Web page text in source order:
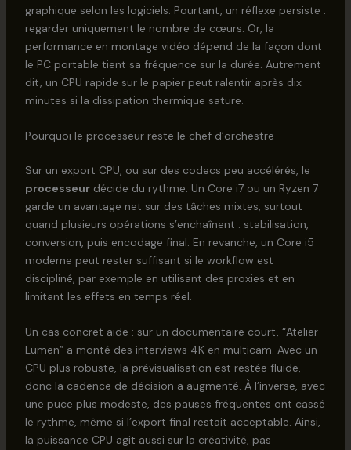
graphique selon les logiciels. Pourtant, un réflexe persiste :
regarder uniquement le nombre de cœurs. Or, la
performance en montage vidéo dépend de la façon dont
le PC portable tient sa fréquence sur la durée. Autrement
dit, un CPU rapide sur le papier peut ralentir après dix
minutes si la dissipation thermique sature.
Pourquoi le processeur reste le chef d’orchestre
Sur un export CPU, ou sur des codecs peu accélérés, le
processeurdécide du rythme. Un Core i7 ou un Ryzen 7
garde un avantage net sur des tâches mixtes, surtout
quand plusieurs opérations s’enchaînent : stabilisation,
conversion, puis encodage final. En revanche, un Core i5
moderne peut rester suffisant si le workflow est
discipliné, par exemple en utilisant des proxies et en
limitant les effets en temps réel.
Un cas concret aide : sur un documentaire court, “Atelier
Lumen” a monté des interviews 4K en multicam. Avec un
CPU plus robuste, la prévisualisation est restée fluide,
donc la cadence de décision a augmenté. À l’inverse, avec
une puce plus modeste, des pauses fréquentes ont cassé
le rythme, même si l’export final restait acceptable. Ainsi,
la puissance CPU agit aussi sur la créativité, pas